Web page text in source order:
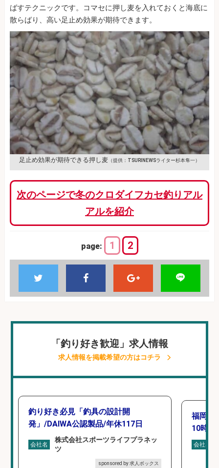
ばすテクニックです。コマセに押し麦を入れておくと海底に
散らばり、高い足止め効果が期待できます。
足止め効果が期待できる押し麦 （提供：TSURINEWSライター杉本隼一）
次のページで冬のクロダイフカセ釣りアル
アルを紹介
page: 1 2
「釣り好き歓迎」求人情報
求人情報を掲載希望の方はコチラ
釣り好き必見「釣具の設計開
発」/DAIWA公認製品/年休117日
会社名
株式会社スポーツライフプラネッ
ツ
sponsored by 求人ボックス
福岡「
10時間
会社名